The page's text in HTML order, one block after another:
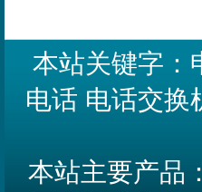
本站关键字：
电话 电话交换
本站主要产品：